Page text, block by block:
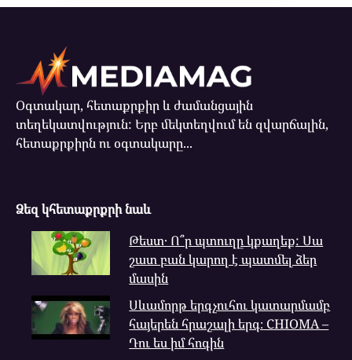
Օգտակար, հետաքրքիր և ժամանցային
տեղեկատվություն: Երբ մեկտեղվում են զվարճալին,
հետաքրքիրն ու օգտակարը...
Ձեզ կհետաքրքրի նաև
Թեստ․ Ո՞ր պտուղը կքաղեք: Սա
շատ բան կարող է պատմել ձեր
մասին
Սևամորթ երգչուհու կատարմամբ
հայերեն հրաշալի երգ։ CHIOMA –
Դու ես իմ հոգին